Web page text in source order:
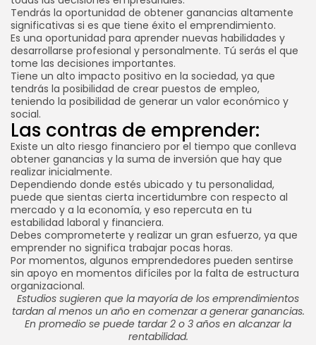
Tendrás la oportunidad de obtener ganancias altamente
significativas si es que tiene éxito el emprendimiento.
Es una oportunidad para aprender nuevas habilidades y
desarrollarse profesional y personalmente. Tú serás el que
tome las decisiones importantes.
Tiene un alto impacto positivo en la sociedad, ya que
tendrás la posibilidad de crear puestos de empleo,
teniendo la posibilidad de generar un valor económico y
social.
Las contras de emprender:
Existe un alto riesgo financiero por el tiempo que conlleva
obtener ganancias y la suma de inversión que hay que
realizar inicialmente.
Dependiendo donde estés ubicado y tu personalidad,
puede que sientas cierta incertidumbre con respecto al
mercado y a la economía, y eso repercuta en tu
estabilidad laboral y financiera.
Debes comprometerte y realizar un gran esfuerzo, ya que
emprender no significa trabajar pocas horas.
Por momentos, algunos emprendedores pueden sentirse
sin apoyo en momentos difíciles por la falta de estructura
organizacional.
Estudios sugieren que la mayoría de los emprendimientos
tardan al menos un año en comenzar a generar ganancias.
En promedio se puede tardar 2 o 3 años en alcanzar la
rentabilidad.